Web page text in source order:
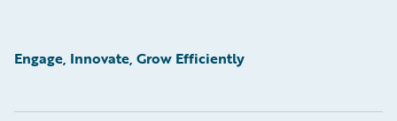
Engage, Innovate, Grow Efficiently